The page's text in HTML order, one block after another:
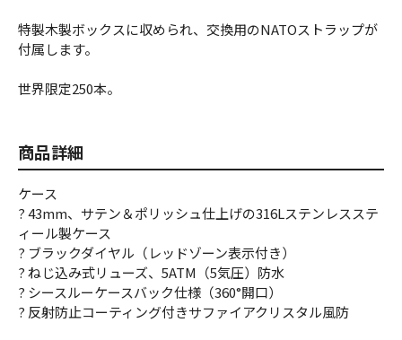
特製木製ボックスに収められ、交換用のNATOストラップが
付属します。
世界限定250本。
商品詳細
ケース
? 43mm、サテン＆ポリッシュ仕上げの316Lステンレスステ
ィール製ケース
? ブラックダイヤル（レッドゾーン表示付き）
? ねじ込み式リューズ、5ATM（5気圧）防水
? シースルーケースバック仕様（360°開口）
? 反射防止コーティング付きサファイアクリスタル風防